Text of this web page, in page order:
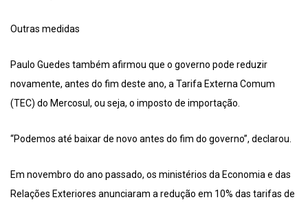
Outras medidas
Paulo Guedes também afirmou que o governo pode reduzir
novamente, antes do fim deste ano, a Tarifa Externa Comum
(TEC) do Mercosul, ou seja, o imposto de importação.
“Podemos até baixar de novo antes do fim do governo”, declarou.
Em novembro do ano passado, os ministérios da Economia e das
Relações Exteriores anunciaram a redução em 10% das tarifas de